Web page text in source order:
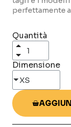
perfettamente
Quantità
Dimensione